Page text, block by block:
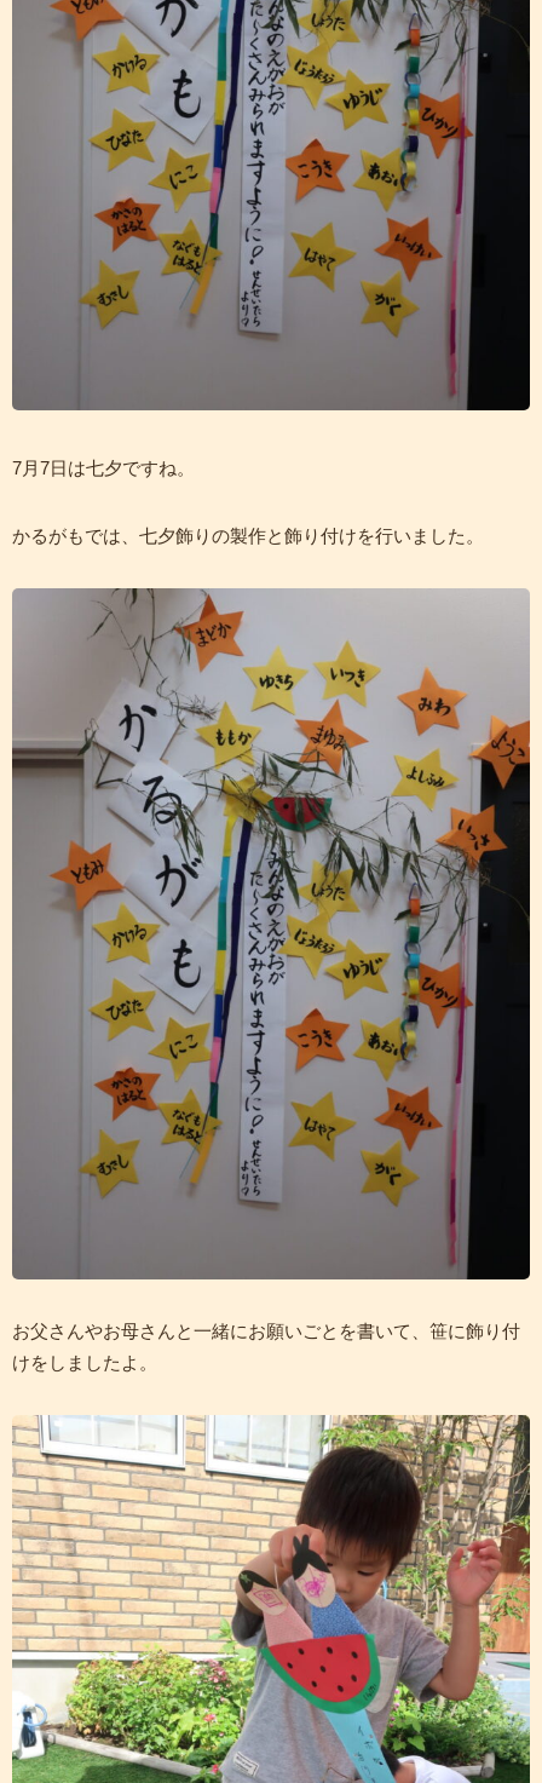
7月7日は七夕ですね。
かるがもでは、七夕飾りの製作と飾り付けを行いました。
お父さんやお母さんと一緒にお願いごとを書いて、笹に飾り付
けをしましたよ。